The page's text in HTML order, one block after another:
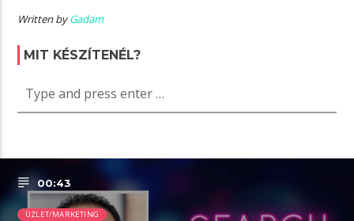
Written byGadam
MIT KÉSZÍTENÉL?
00:43
ÜZLET/MARKETING